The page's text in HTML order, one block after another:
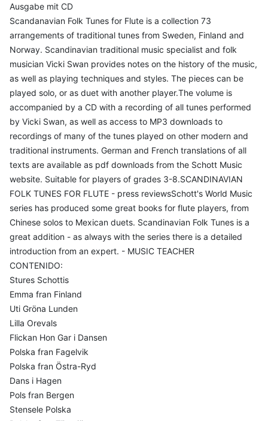
Ausgabe mit CD
Scandanavian Folk Tunes for Flute is a collection 73
arrangements of traditional tunes from Sweden, Finland and
Norway. Scandinavian traditional music specialist and folk
musician Vicki Swan provides notes on the history of the music,
as well as playing techniques and styles. The pieces can be
played solo, or as duet with another player.The volume is
accompanied by a CD with a recording of all tunes performed
by Vicki Swan, as well as access to MP3 downloads to
recordings of many of the tunes played on other modern and
traditional instruments. German and French translations of all
texts are available as pdf downloads from the Schott Music
website. Suitable for players of grades 3-8.SCANDINAVIAN
FOLK TUNES FOR FLUTE - press reviewsSchott's World Music
series has produced some great books for flute players, from
Chinese solos to Mexican duets. Scandinavian Folk Tunes is a
great addition - as always with the series there is a detailed
introduction from an expert. - MUSIC TEACHER
CONTENIDO:
Stures Schottis
Emma fran Finland
Uti Gröna Lunden
Lilla Orevals
Flickan Hon Gar i Dansen
Polska fran Fagelvik
Polska fran Östra-Ryd
Dans i Hagen
Pols fran Bergen
Stensele Polska